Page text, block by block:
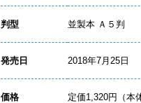
判型 並製本 Ａ５判
発売日 2018年7月25日
価格 定価1,320円（本